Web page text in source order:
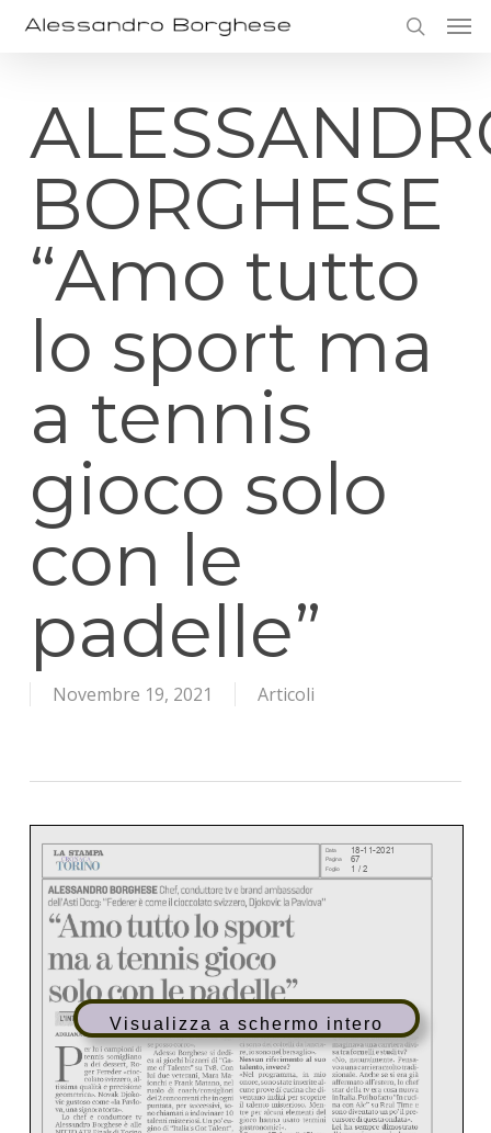
BORGHESE
“Amo tutto
lo sport ma
a tennis
gioco solo
con le
padelle”
Novembre 19, 2021 Articoli
Visualizza a schermo intero